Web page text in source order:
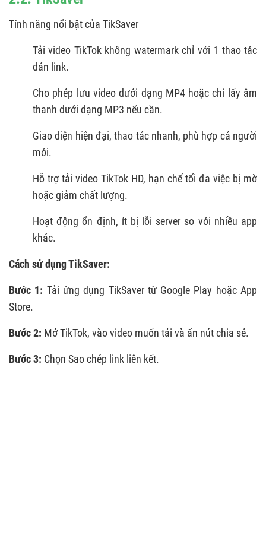
Tính năng nổi bật của TikSaver
Tải video TikTok không watermark chỉ với 1 thao tác
dán link.
Cho phép lưu video dưới dạng MP4 hoặc chỉ lấy âm
thanh dưới dạng MP3 nếu cần.
Giao diện hiện đại, thao tác nhanh, phù hợp cả người
mới.
Hỗ trợ tải video TikTok HD, hạn chế tối đa việc bị mờ
hoặc giảm chất lượng.
Hoạt động ổn định, ít bị lỗi server so với nhiều app
khác.
Cách sử dụng TikSaver:
Bước 1: Tải ứng dụng TikSaver từ Google Play hoặc App
Store.
Bước 2: Mở TikTok, vào video muốn tải và ấn nút chia sẻ.
Bước 3: Chọn Sao chép link liên kết.